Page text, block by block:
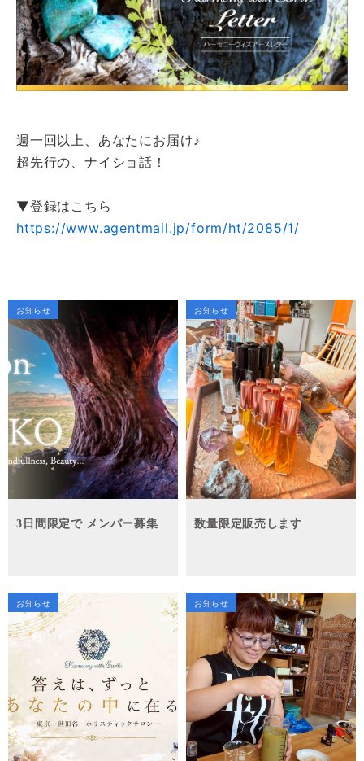
週一回以上、あなたにお届け♪
超先行の、ナイショ話！
▼登録はこちら
https://www.agentmail.jp/form/ht/2085/1/
お知らせ
3日間限定で メンバー募集
お知らせ
数量限定販売します
お知らせ お知らせ